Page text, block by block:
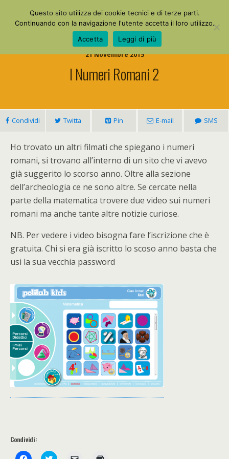
La Mia Maestra
21 Novembre 2015
I Numeri Romani 2
Condividi Twitta Pin E-mail SMS
Ho trovato un altri filmati che spiegano i numeri
romani, si trovano all’interno di un sito che vi avevo
già suggerito lo scorso anno. Oltre alla sezione
dell’archeologia ce ne sono altre. Se cercate nella
parte della matematica trovere due video sui numeri
romani ma anche tante altre notizie curiose.
NB. Per vedere i video bisogna fare l’iscrizione che è
gratuita. Chi si era già iscritto lo scoso anno basta che
usi la sua vecchia password
Condividi:
Questo sito utilizza dei cookie tecnici e di terze parti.
Continuando con la navigazione l'utente accetta il loro utilizzo.
Accetta
Leggi di più